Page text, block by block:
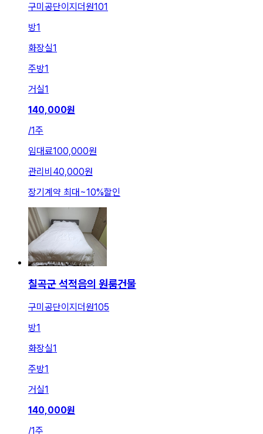
구미공단이지더원101
방1
화장실1
주방1
거실1
140,000원
/1주
임대료100,000원
관리비 40,000원
장기계약 최대~10%할인
칠곡군 석적읍의 원룸건물
구미공단이지더원105
방1
화장실1
주방1
거실1
140,000원
/1주